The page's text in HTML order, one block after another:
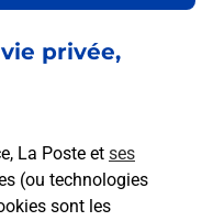
privée,
La Poste et ses
(ou technologies
sont les